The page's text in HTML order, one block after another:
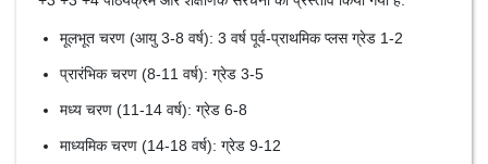
मूलभूत चरण (आयु 3-8 वर्ष): 3 वर्ष पूर्व-प्राथमिक प्लस ग्रेड 1-2
प्रारंभिक चरण (8-11 वर्ष): ग्रेड 3-5
मध्य चरण (11-14 वर्ष): ग्रेड 6-8
माध्यमिक चरण (14-18 वर्ष): ग्रेड 9-12